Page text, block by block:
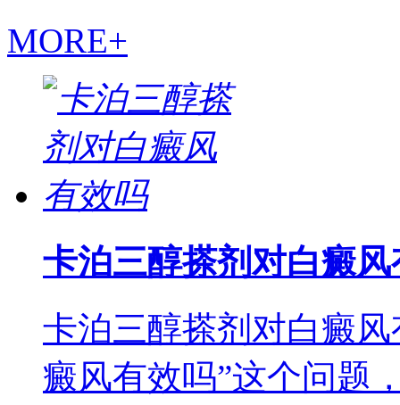
MORE+
卡泊三醇搽剂对白癜
卡泊三醇搽剂对白癜
癜风有效吗”这个问题